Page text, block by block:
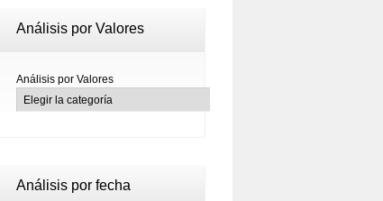
Análisis por Valores
Análisis por Valores
Análisis por fecha